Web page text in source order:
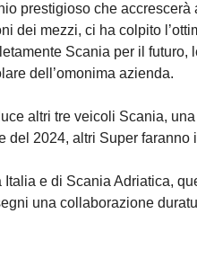
prestigioso che
dei mezzi, ci ha colpito
Scania per il futuro,
dell’omonima azienda.
altri tre veicoli Scania,
del 2024, altri Super
Italia e di Scania Adriatica,
una collaborazione